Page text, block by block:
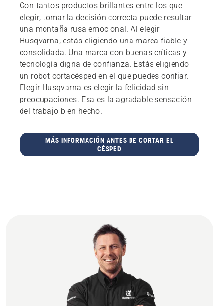
Con tantos productos brillantes entre los que
elegir, tomar la decisión correcta puede resultar
una montaña rusa emocional. Al elegir
Husqvarna, estás eligiendo una marca fiable y
consolidada. Una marca con buenas críticas y
tecnología digna de confianza. Estás eligiendo
un robot cortacésped en el que puedes confiar.
Elegir Husqvarna es elegir la felicidad sin
preocupaciones. Esa es la agradable sensación
del trabajo bien hecho.
MÁS INFORMACIÓN ANTES DE CORTAR EL
CÉSPED